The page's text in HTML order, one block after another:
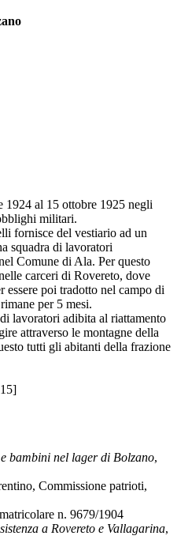
1924 al 15 ottobre 1925 negli
militari.
fornisce del vestiario ad un
squadra di lavoratori
Comune di Ala. Per questo
carceri di Rovereto, dove
essere poi tradotto nel campo di
per 5 mesi.
lavoratori adibita al riattamento
attraverso le montagne della
tutti gli abitanti della frazione
bambini nel lager di Bolzano,
Commissione patrioti,
n. 9679/1904
a Rovereto e Vallagarina,